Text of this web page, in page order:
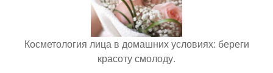
Косметология лица в домашних условиях: береги
красоту смолоду.